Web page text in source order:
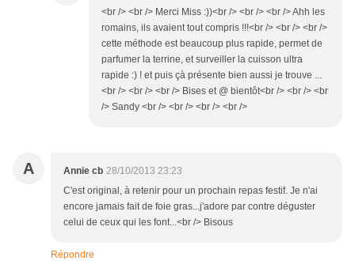
<br /> <br /> Merci Miss :))<br /> <br /> <br /> Ahh les
romains, ils avaient tout compris !!!<br /> <br /> <br />
cette méthode est beaucoup plus rapide, permet de
parfumer la terrine, et surveiller la cuisson ultra
rapide :) ! et puis çà présente bien aussi je trouve ...
<br /> <br /> <br /> Bises et @ bientôt<br /> <br /> <br
/> Sandy <br /> <br /> <br /> <br />
A Annie cb 28/10/2013 23:23
C'est original, à retenir pour un prochain repas festif. Je n'ai
encore jamais fait de foie gras...j'adore par contre déguster
celui de ceux qui les font...<br /> Bisous
Répondre